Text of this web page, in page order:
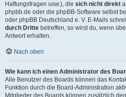
Haftungsfragen usw.), die sich nicht direkt
phpbb.de oder die phpBB-Software selbst
oder phpBB Deutschland e. V. E-Mails
durch Dritte betreffen, so wirst du, wenn
Antwort erhalten.
Nach oben
Wie kann ich einen Administrator des
Alle Benutzer des Boards können das
Funktion durch die Board-Administration
Mitglieder des Boards können zusätzlich